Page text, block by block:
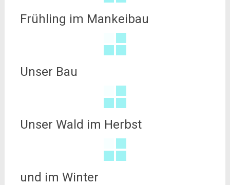
Frühling im Mankeibau
Unser Bau
Unser Wald im Herbst
und im Winter